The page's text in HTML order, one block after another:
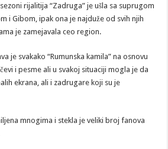
rijalitija “Zadruga” je ušla sa suprugom
i Gibom, ipak ona je najduže od svih njih
je zamejavala ceo region.
je svakako “Rumunska kamila” na osnovu
i pesme ali u svakoj situaciji mogla je da
ekrana, ali i zadrugare koji su je
mnogima i stekla je veliki broj fanova